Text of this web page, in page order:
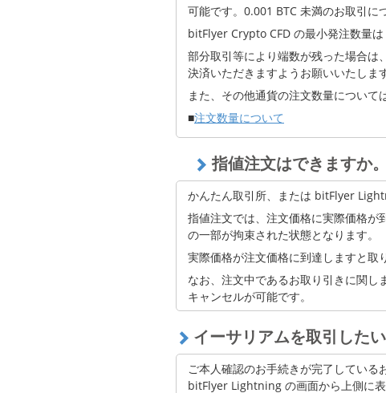
右上の残高（BTC）に購入した
シンボル
ポリゴン
メイカー
ジパングコイン
ZPG
フレア
シバイヌ
SHIB
パレットトークン
PLT
ザ・サンドボックス
ディセントラランド
イミュータブル
エイプコイン
APE
チリーズ
CHZ
可能です。0.001 BTC 未満のお取引に
bitFlyer Crypto CFD の最小発注数量は
部分取引等により端数が残った場合は
決済いただきますようお願いいたします
また、その他通貨の注文数量について
■注文数量について
指値注文はできますか。
かんたん取引所、または bitFlyer
指値注文では、注文価格に実際価格が
の一部が拘束された状態となります。
実際価格が注文価格に到達しますと取
なお、注文中であるお取り引きに関し
キャンセルが可能です。
イーサリアムを取引したい
ご本人確認のお手続きが完了している
bitFlyer Lightning の画面から上側に表